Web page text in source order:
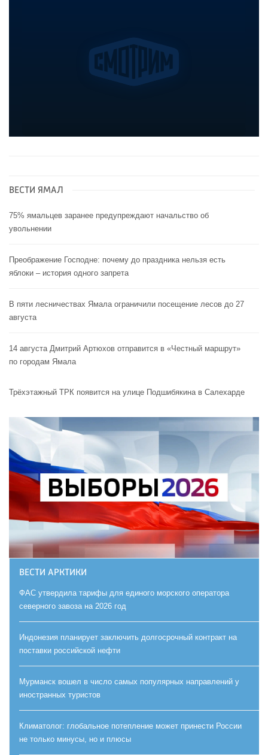
ВЕСТИ ЯМАЛ
75% ямальцев заранее предупреждают начальство об
увольнении
Преображение Господне: почему до праздника нельзя есть
яблоки – история одного запрета
В пяти лесничествах Ямала ограничили посещение лесов до 27
августа
14 августа Дмитрий Артюхов отправится в «Честный маршрут»
по городам Ямала
Трёхэтажный ТРК появится на улице Подшибякина в Салехарде
ВЕСТИ АРКТИКИ
ФАС утвердила тарифы для единого морского оператора
северного завоза на 2026 год
Индонезия планирует заключить долгосрочный контракт на
поставки российской нефти
Мурманск вошел в число самых популярных направлений у
иностранных туристов
Климатолог: глобальное потепление может принести России
не только минусы, но и плюсы